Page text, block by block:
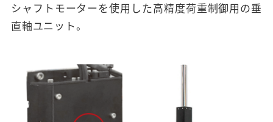
シャフトモーターを使用した高精度荷重制御用の垂
直軸ユニット。